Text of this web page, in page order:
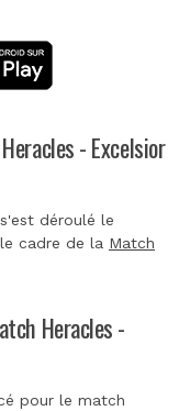
- Excelsior
déroulé le
cadre de la Match
Heracles -
pour le match